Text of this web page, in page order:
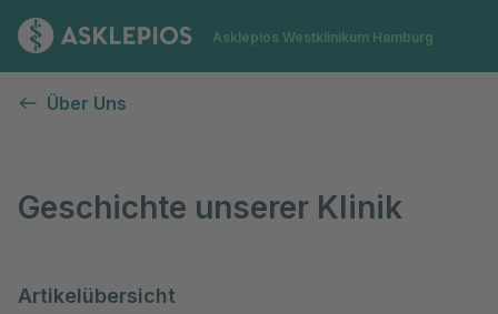
Zur Startseite
Asklepios Westklinikum Hamburg
Über Uns
Geschichte unserer Klinik
Artikelübersicht